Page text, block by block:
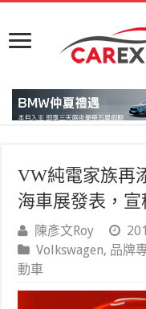
VW純電家族再
海車展發表，
陳彥文Roy
Volkswagen, 品牌
動車